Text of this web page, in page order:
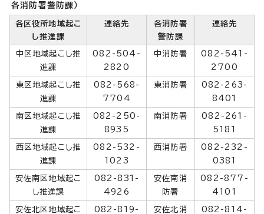
各消防署警防課）
各区役所地域起こ
し推進課
連絡先
各消防署
警防課
連絡先
中区地域起こし推
進課
082-504-
2820
中消防署
082-541-
2700
東区地域起こし推
進課
082-568-
7704
東消防署
082-263-
8401
南区地域起こし推
進課
082-250-
8935
南消防署
082-261-
5181
西区地域起こし推
進課
082-532-
1023
西消防署
082-232-
0381
安佐南区地域起こ
し推進課
082-831-
4926
安佐南消
防署
082-877-
4101
安佐北区地域起こ
082-819-
安佐北消
082-814-